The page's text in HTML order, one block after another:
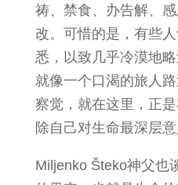
祷、禁食、办告解、
改。可惜的是，有些
悉，以致几乎冷漠地
就像一个口渴的旅人
察觉，就在这里，正
除自己对生命最深层意
Miljenko Šteko神父也